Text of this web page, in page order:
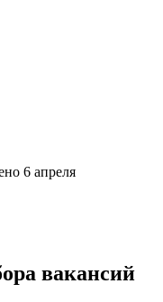
6 апреля
вакансий